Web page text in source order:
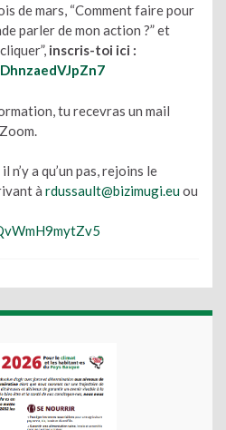
de mars, “Comment faire pour
parler de mon action ?” et
inscris-toi ici :
tu recevras un mail
a qu’un pas, rejoins le
à rdussault@bizimugi.euou